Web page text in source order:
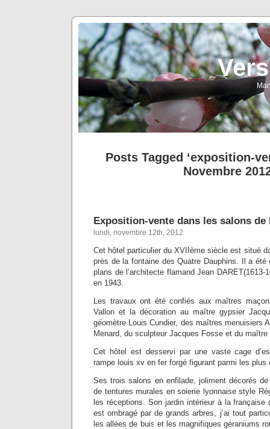
Posts Tagged ‘exposition-
Novembre
Exposition-vente dans les salons de
lundi, novembre 12th, 2012
Cet hôtel particulier du XVIIème siècle est situé
près de la fontaine des Quatre Dauphins. Il a
plans de l’architecte flamand Jean DARET(1613-
en 1943.
Les travaux ont été confiés aux maîtres
Vallon et la décoration au maître gypsier
géomètre Louis Cundier, des maîtres menuisiers
Menard, du sculpteur Jacques Fosse et du
Cet hôtel est desservi par une vaste cage
rampe louis xv en fer forgé figurant parmi les plus
Ses trois salons en enfilade, joliment décorés
de tentures murales en soierie lyonnaise style
les réceptions. Son jardin intérieur à la française
est ombragé par de grands arbres, j’ai tout
les allées de buis et les magnifiques géraniums